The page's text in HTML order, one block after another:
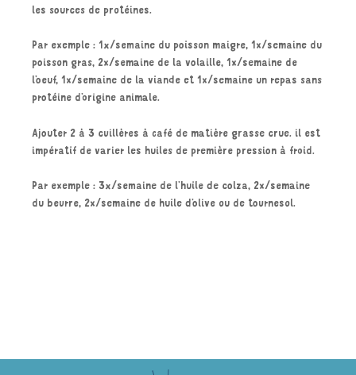
les sources de protéines.
Par exemple : 1x/semaine du poisson maigre, 1x/semaine du
poisson gras, 2x/semaine de la volaille, 1x/semaine de
l’oeuf, 1x/semaine de la viande et 1x/semaine un repas sans
protéine d’origine animale.
Ajouter 2 à 3 cuillères à café de matière grasse crue. il est
impératif de varier les huiles de première pression à froid.
Par exemple : 3x/semaine de l’huile de colza, 2x/semaine
du beurre, 2x/semaine de huile d’olive ou de tournesol.